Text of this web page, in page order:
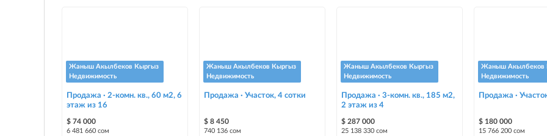
Жаныш Акылбеков Кыргыз
Недвижимость
Продажа · 2-комн. кв., 60 м2, 6
этаж из 16
$ 74 000
6 481 660 сом
Жаныш Акылбеков Кыргыз
Недвижимость
Продажа · Участок, 4 сотки
$ 8 450
740 136 сом
Жаныш Акылбеков Кыргыз
Недвижимость
Продажа · 3-комн. кв., 185 м2,
2 этаж из 4
$ 287 000
25 138 330 сом
Жаныш Акылбеков
Недвижимость
Продажа ·
$ 180 000
15 766 200 сом